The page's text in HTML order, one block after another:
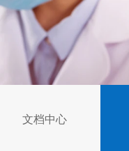
文档中心